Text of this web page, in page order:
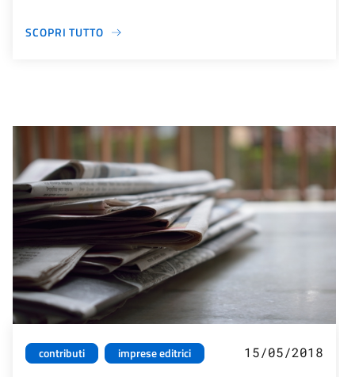
SCOPRI TUTTO
contributi imprese editrici 15/05/2018